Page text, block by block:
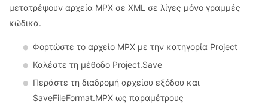
μετατρέψουν αρχεία MPX σε XML σε λίγες μόνο γραμμές
κώδικα.
Φορτώστε το αρχείο MPX με την κατηγορία Project
Καλέστε τη μέθοδο Project.Save
Περάστε τη διαδρομή αρχείου εξόδου και
SaveFileFormat.MPX ως παραμέτρους